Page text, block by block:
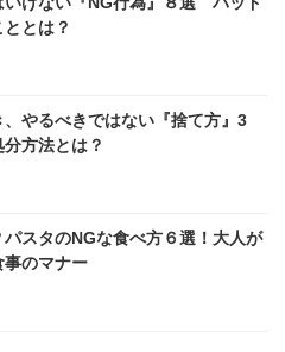
とは？
やるべきではない『捨て方』3
方法とは？
スタのNGな食べ方６選！大人が
事のマナー